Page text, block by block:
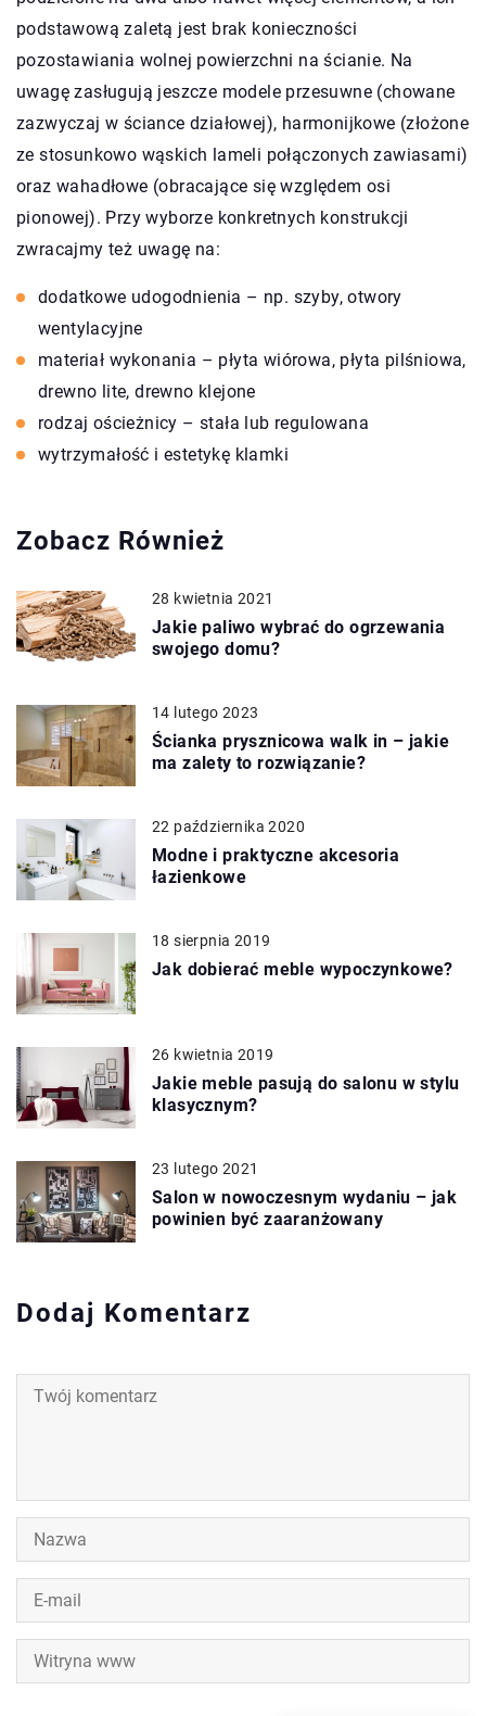
podstawową zaletą jest brak konieczności
pozostawiania wolnej powierzchni na ścianie. Na
uwagę zasługują jeszcze modele przesuwne (chowane
zazwyczaj w ściance działowej), harmonijkowe (złożone
ze stosunkowo wąskich lameli połączonych zawiasami)
oraz wahadłowe (obracające się względem osi
pionowej). Przy wyborze konkretnych konstrukcji
zwracajmy też uwagę na:
dodatkowe udogodnienia – np. szyby, otwory
wentylacyjne
materiał wykonania – płyta wiórowa, płyta pilśniowa,
drewno lite, drewno klejone
rodzaj ościeżnicy – stała lub regulowana
wytrzymałość i estetykę klamki
Zobacz Również
28 kwietnia 2021
Jakie paliwo wybrać do ogrzewania
swojego domu?
14 lutego 2023
Ścianka prysznicowa walk in – jakie
ma zalety to rozwiązanie?
22 października 2020
Modne i praktyczne akcesoria
łazienkowe
18 sierpnia 2019
Jak dobierać meble wypoczynkowe?
26 kwietnia 2019
Jakie meble pasują do salonu w stylu
klasycznym?
23 lutego 2021
Salon w nowoczesnym wydaniu – jak
powinien być zaaranżowany
Dodaj Komentarz